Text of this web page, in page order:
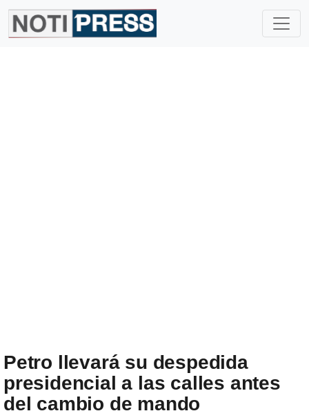
Petro llevará su despedida
presidencial a las calles antes
del cambio de mando